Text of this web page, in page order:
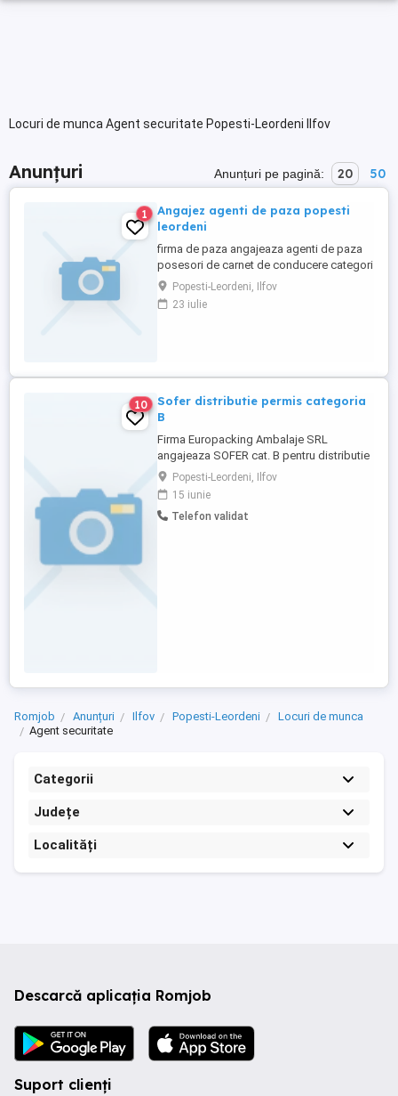
Locuri de munca Agent securitate Popesti-Leordeni Ilfov
Anunțuri Anunțuri pe pagină: 20 50
1
Angajez agenti de paza popesti
leordeni
firma de paza angajeaza agenti de paza
posesori de carnet de conducere categori
B preferabil cu autoturism propriu pentru a
ajunge la locul de munca.
Popesti-Leordeni, Ilfov
23 iulie
10
Sofer distributie permis categoria
B
Firma Europacking Ambalaje SRL
angajeaza SOFER cat. B pentru distributie
marfa in tara cu autocamioane 3.5 tone.
Detalii la interviu in POPESTI LEORDENI -
ILFOV, str. Pavel Ceamur nr. 4, de Luni pana
Vineri intre orele 9:30 - 16:30. Preferabil
Popesti-Leordeni, Ilfov
15 iunie
Telefon validat
Romjob Anunțuri Ilfov Popesti-Leordeni
Locuri de munca
Agent securitate
Categorii
Județe
Localități
Descarcă aplicația Romjob
Suport clienți